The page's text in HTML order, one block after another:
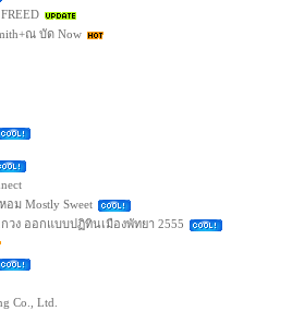
ณ บัด Now
ม Mostly Sweet
วง ออกแบบปฏิทินเมืองพัทยา 2555
Co., Ltd.